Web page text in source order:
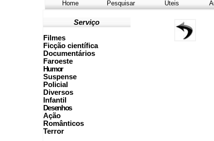
Home Pesquisar Úteis
Serviço
Filmes
Ficção científica
Documentários
Faroeste
Humor
Suspense
Policial
Diversos
Infantil
Desenhos
Ação
Românticos
Terror